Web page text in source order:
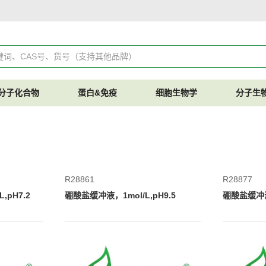
子化合物 蛋白&免疫 细胞生物学 分子生
R28861
硼酸盐缓冲液，1mol/L,pH9.5
R28877
硼酸盐缓